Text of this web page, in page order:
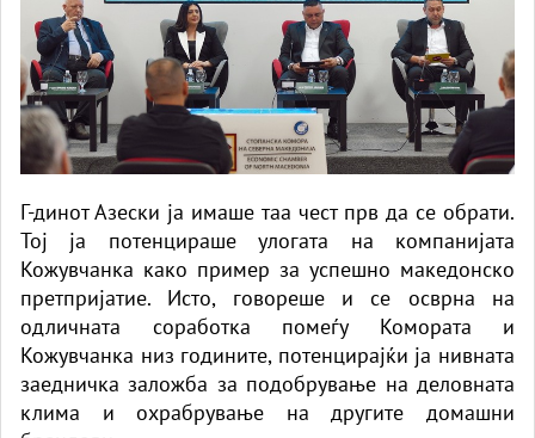
Г-динот Азески ја имаше таа чест прв да се обрати.
Тој ја потенцираше улогата на компанијата
Кожувчанка како пример за успешно македонско
претпријатие. Исто, говореше и се осврна на
одличната соработка помеѓу Комората и
Кожувчанка низ годините, потенцирајќи ја нивната
заедничка заложба за подобрување на деловната
клима и охрабрување на другите домашни